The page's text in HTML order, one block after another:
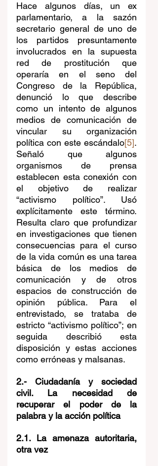
Hace algunos días, un ex
parlamentario, a la sazón
secretario general de uno de
los partidos presuntamente
involucrados en la supuesta
red de prostitución que
operaría en el seno del
Congreso de la República,
denunció lo que describe
como un intento de algunos
medios de comunicación de
vincular su organización
política con este escándalo[5].
Señaló que algunos
organismos de prensa
establecen esta conexión con
el objetivo de realizar
“activismo político”. Usó
explícitamente este término.
Resulta claro que profundizar
en investigaciones que tienen
consecuencias para el curso
de la vida común es una tarea
básica de los medios de
comunicación y de otros
espacios de construcción de
opinión pública. Para el
entrevistado, se trataba de
estricto “activismo político”; en
seguida describió esta
disposición y estas acciones
como erróneas y malsanas.
2.- Ciudadanía y sociedad
civil. La necesidad de
recuperar el poder de la
palabra y la acción política
2.1. La amenaza autoritaria,
otra vez